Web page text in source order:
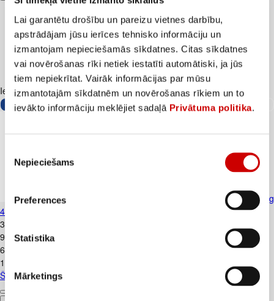
Lai garantētu drošību un pareizu vietnes darbību,
apstrādājam jūsu ierīces tehnisko informāciju un
izmantojam nepieciešamās sīkdatnes. Citas sīkdatnes
vai novērošanas rīki netiek iestatīti automātiski, ja jūs
tiem nepiekrītat. Vairāk informācijas par mūsu
izmantotajām sīkdatnēm un novērošanas rīkiem un to
ievākto informāciju meklējiet sadaļā Privātuma politika.
izvēle
Nepieciešams
Preferences
Statistika
Mārketings
Iesakām ar
Šampūns PANTENE Thick&Strong
400ml
3
9,98€/l
6
17,48€/l
Šampūns PANTENE Thick&Strong 400ml